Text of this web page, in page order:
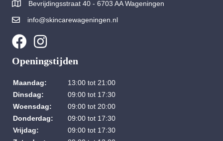
Bevrijdingsstraat 40 - 6703 AA Wageningen
info@skincarewageningen.nl
Openingstijden
Maandag:
13:00 tot 21:00
Dinsdag:
09:00 tot 17:30
Woensdag:
09:00 tot 20:00
Donderdag:
09:00 tot 17:30
Vrijdag:
09:00 tot 17:30